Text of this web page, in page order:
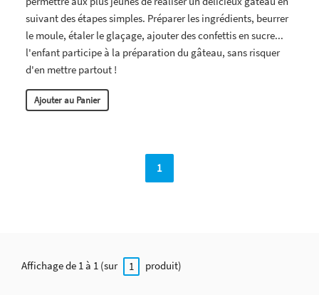
suivant des étapes simples. Préparer les ingrédients, beurrer
le moule, étaler le glaçage, ajouter des confettis en sucre...
l'enfant participe à la préparation du gâteau, sans risquer
d'en mettre partout !
Ajouter au Panier
1
Affichage de 1 à 1 (sur 1 produit)